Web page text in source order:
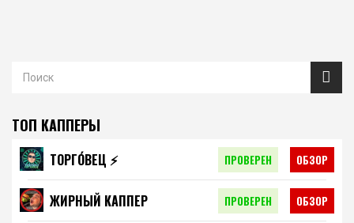
ТОП КАППЕРЫ
ТОРГО́ВЕЦ ⚡️ ПРОВЕРЕН ОБЗОР
ЖИРНЫЙ КАППЕР ПРОВЕРЕН ОБЗОР